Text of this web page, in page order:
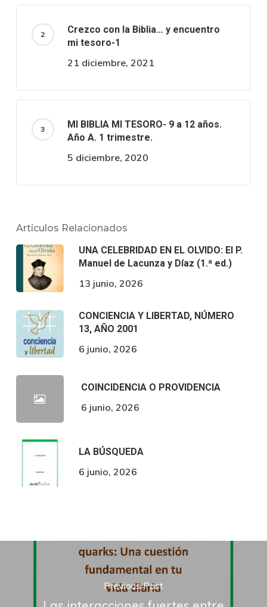
Crezco con la Biblia… y encuentro
mi tesoro-1
21 diciembre, 2021
MI BIBLIA MI TESORO- 9 a 12 años.
Año A. 1 trimestre.
5 diciembre, 2020
Artículos Relacionados
UNA CELEBRIDAD EN EL OLVIDO: El P.
Manuel de Lacunza y Díaz (1.ª ed.)
13 junio, 2026
CONCIENCIA Y LIBERTAD, NÚMERO
13, AÑO 2001
6 junio, 2026
COINCIDENCIA O PROVIDENCIA
6 junio, 2026
LA BÚSQUEDA
6 junio, 2026
Previous Post